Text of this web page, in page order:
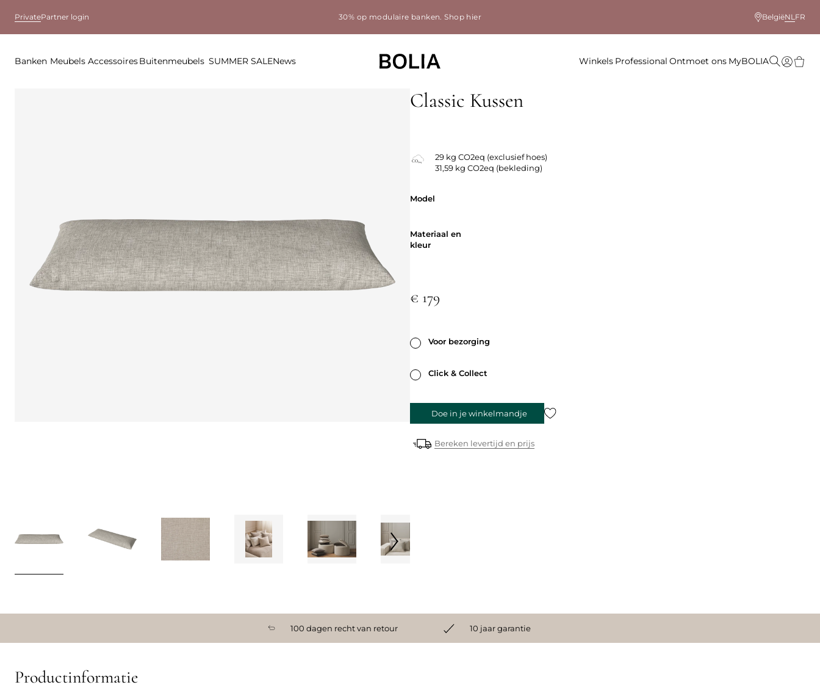
PrivatePartner login 30% op modulaire banken.Shop hier BelgiëNLFR
Banken Meubels AccessoiresBuitenmeubels SUMMER SALENews Winkels Professional Ontmoet ons MyBOLIA
Classic Kussen
29 kg CO2eq (exclusief hoes)
31,59 kg CO2eq (bekleding)
Model
Materiaal en
kleur
€ 179
Voor bezorging
Click & Collect
Doe in je winkelmandje
Bereken levertijd en prijs
100 dagen recht van retour 10 jaar garantie
Productinformatie